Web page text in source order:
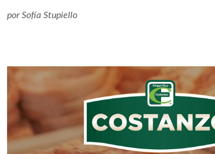
porSofía Stupiello